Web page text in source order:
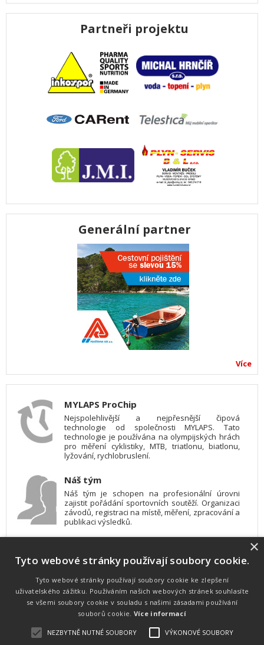
Partneři projektu
Generální partner
Více
MYLAPS ProChip
Nejspolehlivější a nejpřesnější čipová
technologie od společnosti MYLAPS. Tato
technologie je používána na olympijských hrách
pro měření cyklistiky, MTB, triatlonu, biatlonu,
lyžování, rychlobruslení.
Náš tým
Náš tým je schopen na profesionální úrovni
zajistit pořádání sportovních soutěží. Organizaci
závodů, registraci na místě, měření, zpracování a
publikaci výsledků.
Pro měření, zpracování a publikaci výsledků
používáme software vyvinutý na zakázku. Lze
online publikovat výsledky komentátorovi na
obrazovky a s nepatrným zpožděním na
webových stránkách.
×
Tyto webové stránky používají soubory cookie.
Tyto webové stránky používají soubory cookie ke zlepšení
uživatelského zážitku. Používáním našich webových stránek souhlasíte
se všemi soubory cookie v souladu s našimi zásadami používání
souborů cookie. Více informací
NEZBYTNĚ NUTNÉ SOUBORY VÝKONOVÉ SOUBORY